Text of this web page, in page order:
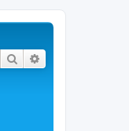
Etsi